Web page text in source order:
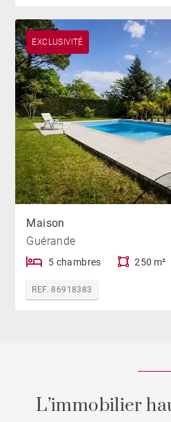
EXCLUSIVITÉ
Maison
Guérande
5 chambres 250 m²
REF. 86918383
L’immobilier